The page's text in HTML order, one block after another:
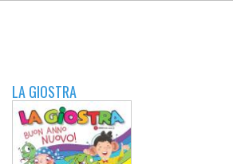
LA GIOSTRA